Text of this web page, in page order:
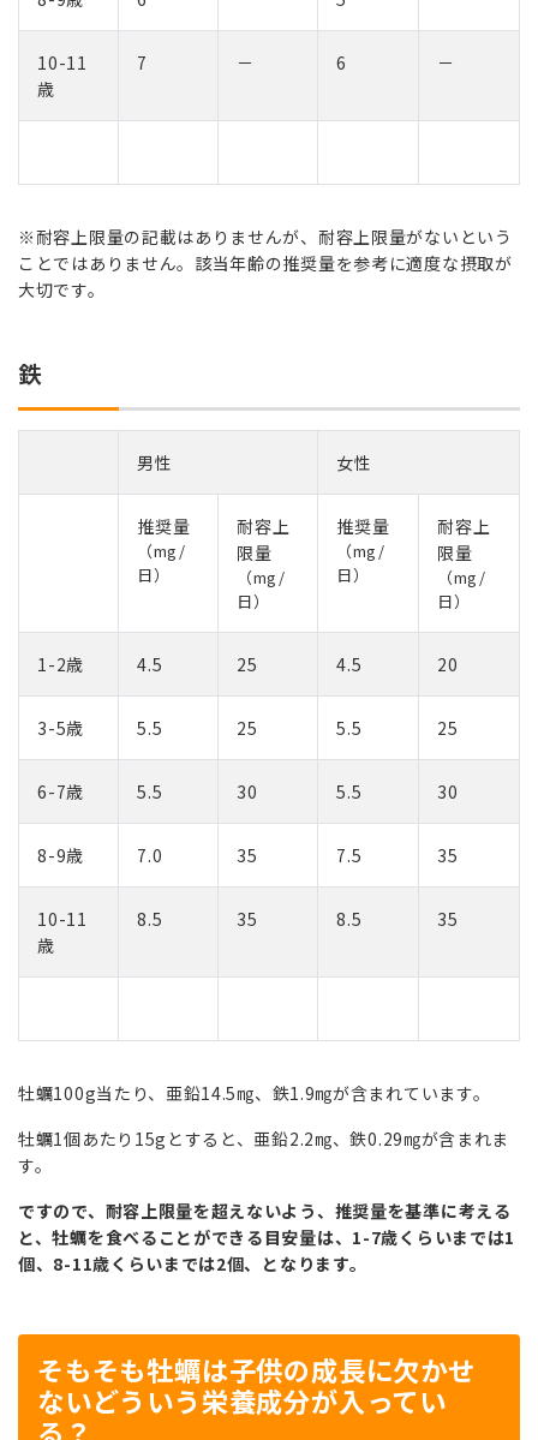
10-11
歳
7 － 6 －
※耐容上限量の記載はありませんが、耐容上限量がないという
ことではありません。該当年齢の推奨量を参考に適度な摂取が
大切です。
鉄
男性 女性
推奨量
（mg/
日）
耐容上
限量
（mg/
日）
推奨量
（mg/
日）
耐容上
限量
（mg/
日）
1-2歳 4.5 25 4.5 20
3-5歳 5.5 25 5.5 25
6-7歳 5.5 30 5.5 30
8-9歳 7.0 35 7.5 35
10-11
歳
8.5 35 8.5 35
牡蠣100g当たり、亜鉛14.5㎎、鉄1.9㎎が含まれています。
牡蠣1個あたり15gとすると、亜鉛2.2㎎、鉄0.29㎎が含まれま
す。
ですので、耐容上限量を超えないよう、推奨量を基準に考える
と、牡蠣を食べることができる目安量は、1-7歳くらいまでは1
個、8-11歳くらいまでは2個、となります。
そもそも牡蠣は子供の成長に欠かせ
ないどういう栄養成分が入ってい
る？